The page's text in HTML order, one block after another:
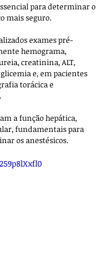
para determinar o
mais seguro.
exames pré-
hemograma,
creatinina, ALT,
e, em pacientes
torácica e
a função hepática,
fundamentais para
os anestésicos.